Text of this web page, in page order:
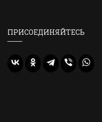
ПРИСОЕДИНЯЙТЕСЬ